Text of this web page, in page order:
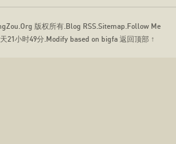
版权所有.Blog RSS.Sitemap.Follow Me
21小时49分.Modify based on bigfa 返回顶部 ↑